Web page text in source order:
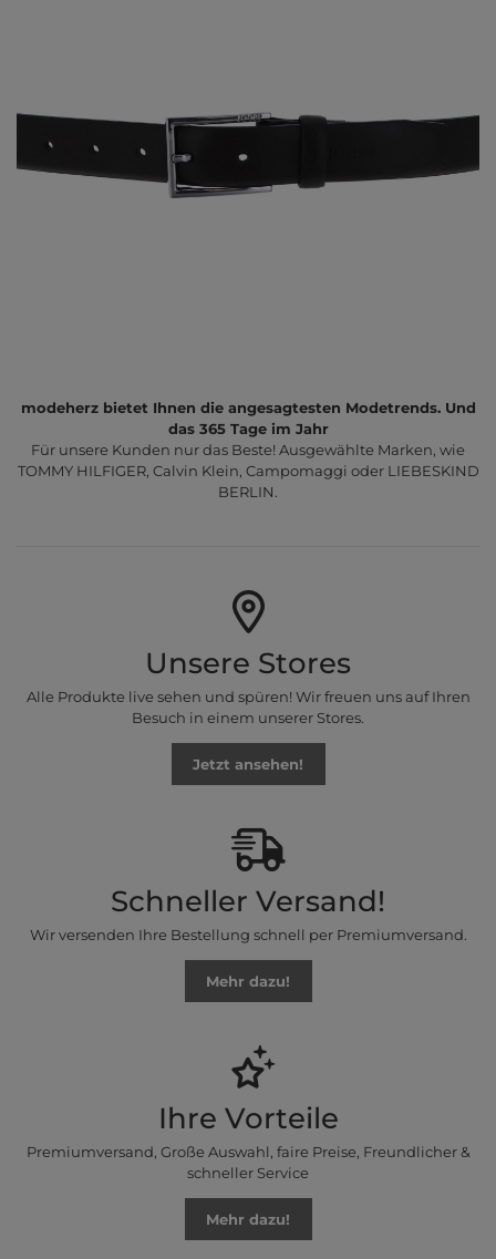
modeherz bietet Ihnen die angesagtesten Modetrends. Und
das 365 Tage im Jahr
Für unsere Kunden nur das Beste! Ausgewählte Marken, wie
TOMMY HILFIGER, Calvin Klein, Campomaggi oder LIEBESKIND
BERLIN.
Unsere Stores
Alle Produkte live sehen und spüren! Wir freuen uns auf Ihren
Besuch in einem unserer Stores.
Jetzt ansehen!
Schneller Versand!
Wir versenden Ihre Bestellung schnell per Premiumversand.
Mehr dazu!
Ihre Vorteile
Premiumversand, Große Auswahl, faire Preise, Freundlicher &
schneller Service
Mehr dazu!